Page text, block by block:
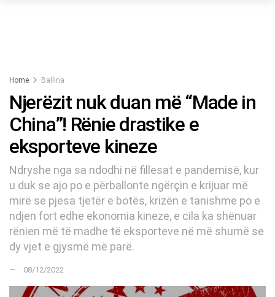
Home Ballina
Njerëzit nuk duan më “Made in
China”! Rënie drastike e
eksporteve kineze
Ndryshe nga sa ndodhi në fillesat e pandemisë, kur
u duk se ajo po e përballonte ngërçin e krijuar më
mirë se pjesa tjetër e botës, krizën e tanishme po e
ndjen fort edhe ekonomia kineze, e cila ka shënuar
rënien më të madhe të eksporteve në më shumë se
dy vjet e gjysmë më parë.
08/12/2022